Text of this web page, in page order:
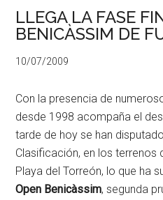
LLEGA LA FASE
BENICÀSSIM DE
10/07/2009
Con la presencia de
desde 1998 acompaña el
tarde de hoy se han
Clasificación, en los terrenos
Playa del Torreón, lo que ha
Open Benicàssim, segunda